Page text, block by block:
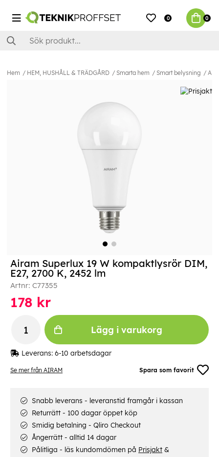
0 0
Hem HEM, HUSHÅLL & TRÄDGÅRD Smarta hem Smart belysning
Se mer från AIRAM Spara som favorit
Airam Superlux 19 W kompaktlysrör DIM,
E27, 2700 K, 2452 lm
Artnr: C77355
178 kr
Lägg i varukorg
Leverans: 6-10 arbetsdagar
Snabb leverans - leveranstid framgår i kassan
Returrätt - 100 dagar öppet köp
Smidig betalning - Qliro Checkout
Ångerrätt - alltid 14 dagar
Pålitliga - läs kundomdömen på Prisjakt &